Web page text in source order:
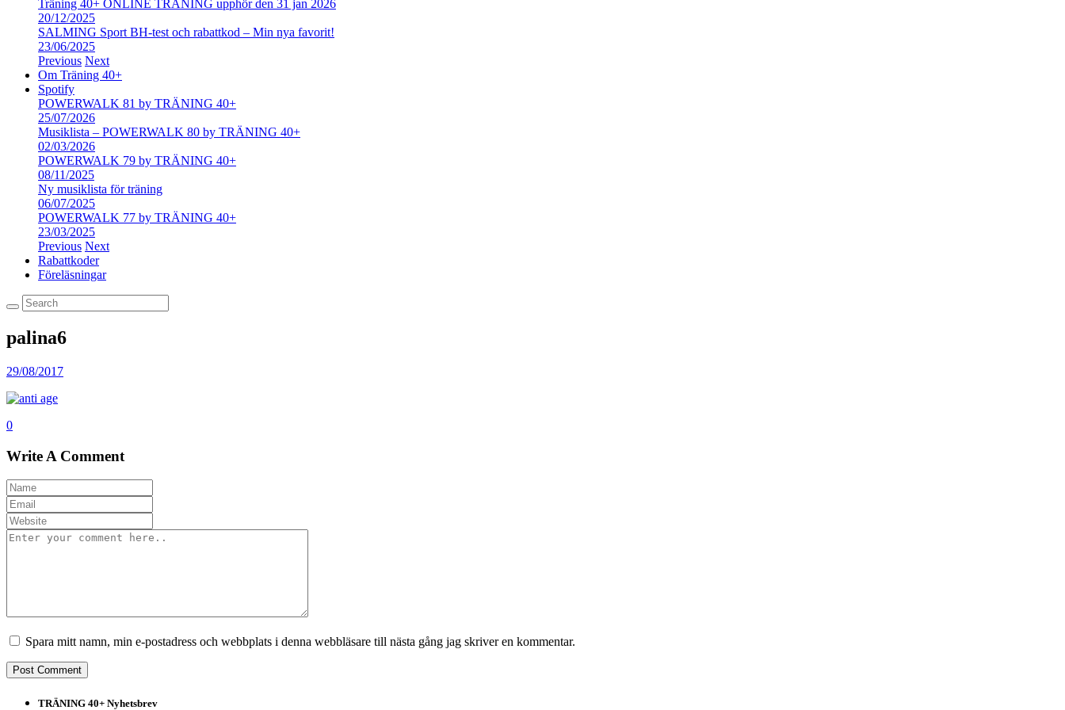
Träning 40+ ONLINE TRÄNING upphör den 31 jan 2026
20/12/2025
SALMING Sport BH-test och rabattkod – Min nya favorit!
23/06/2025
Previous Next
Om Träning 40+
Spotify
POWERWALK 81 by TRÄNING 40+
25/07/2026
Musiklista – POWERWALK 80 by TRÄNING 40+
02/03/2026
POWERWALK 79 by TRÄNING 40+
08/11/2025
Ny musiklista för träning
06/07/2025
POWERWALK 77 by TRÄNING 40+
23/03/2025
Previous Next
Rabattkoder
Föreläsningar
palina6
29/08/2017
0
Write A Comment
Spara mitt namn, min e-postadress och webbplats i denna webbläsare till nästa gång jag skriver en kommentar.
TRÄNING 40+ Nyhetsbrev